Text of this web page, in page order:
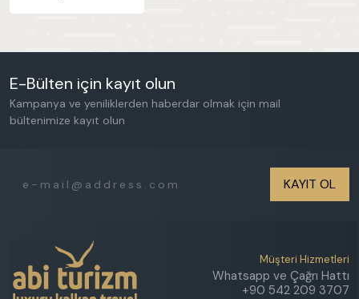
E-Bülten için kayıt olun
Kampanya ve yeniliklerden haberdar olmak için mail
bültenimize kayıt olun
KAYIT OL
Müşteri Hizmetleri
Whatsapp ve Çağrı Hattı
+90 542 209 3707